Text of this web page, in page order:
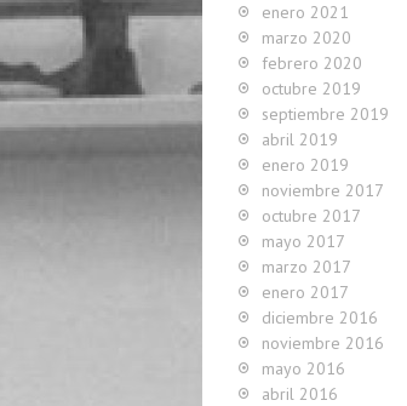
enero 2021
marzo 2020
febrero 2020
octubre 2019
septiembre 2019
abril 2019
enero 2019
noviembre 2017
octubre 2017
mayo 2017
marzo 2017
enero 2017
diciembre 2016
noviembre 2016
mayo 2016
abril 2016